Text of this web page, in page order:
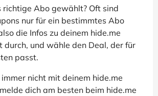
richtige Abo gewählt? Oft sind
nur für ein bestimmtes Abo
die Infos zu deinem hide.me
durch, und wähle den Deal, der für
passt.
nicht mit deinem hide.me
dich am besten beim hide.me